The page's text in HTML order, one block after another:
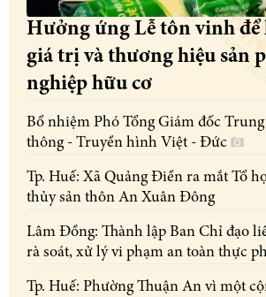
Hưởng ứng Lễ tôn vinh để
giá trị và thương hiệu sản
nghiệp hữu cơ
Bổ nhiệm Phó Tổng Giám đốc
thông - Truyền hình Việt - Đức
Tp. Huế: Xã Quảng Điền ra mắt Tổ
thủy sản thôn An Xuân Đông
Lâm Đồng: Thành lập Ban Chỉ đạo
rà soát, xử lý vi phạm an toàn thực
Tp. Huế: Phường Thuận An vì một